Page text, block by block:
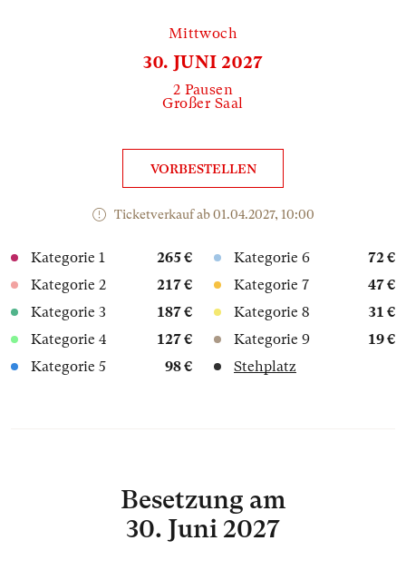
Mittwoch
30. JUNI 2027
2 Pausen
Großer Saal
VORBESTELLEN
Ticketverkauf ab 01.04.2027, 10:00
Kategorie 1
265 €
Kategorie 2
217 €
Kategorie 3
187 €
Kategorie 4
127 €
Kategorie 5
98 €
Kategorie 6
72 €
Kategorie 7
47 €
Kategorie 8
31 €
Kategorie 9
19 €
Stehplatz
Besetzung am
30. Juni 2027